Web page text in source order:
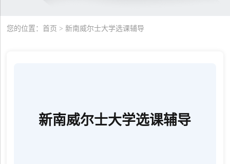
您的位置：首页 > 新南威尔士大学选课辅导
新南威尔士大学选课辅导